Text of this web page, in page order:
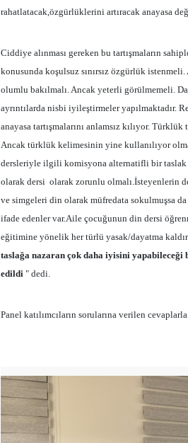
rahatlatacak,özgürlüklerini artıracak anayasa
Ciddiye alınması gereken bu tartışmaların
konusunda koşulsuz sınırsız özgürlük
olumlu bakılmalı. Ancak yeterli görülmemeli.
ayrıntılarda nisbi iyileştirmeler
anayasa tartışmalarını anlamsız kılıyor.
Ancak türklük kelimesinin yine kullanılıyor
dersleriyle ilgili komisyona alternatifli bir taslak
olarak dersi olarak zorunlu olmalı.İsteyenlerin
ve simgeleri din olarak müfredata sokulmuşsa
ifade edenler var.Aile çocuğunun din dersi
eğitimine yönelik her türlü yasak/dayatma
taslağa nazaran çok daha iyisini yapabileceği
edildi " dedi.
Panel katılımcıların sorularına verilen cevaplarla